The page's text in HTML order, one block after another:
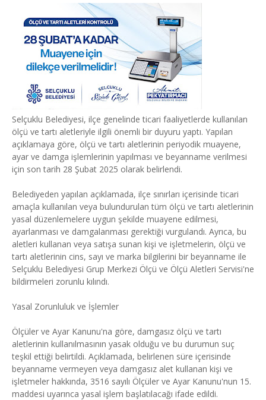
Selçuklu Belediyesi, ilçe genelinde ticari faaliyetlerde kullanılan
ölçü ve tartı aletleriyle ilgili önemli bir duyuru yaptı. Yapılan
açıklamaya göre, ölçü ve tartı aletlerinin periyodik muayene,
ayar ve damga işlemlerinin yapılması ve beyanname verilmesi
için son tarih 28 Şubat 2025 olarak belirlendi.
Belediyeden yapılan açıklamada, ilçe sınırları içerisinde ticari
amaçla kullanılan veya bulundurulan tüm ölçü ve tartı aletlerinin
yasal düzenlemelere uygun şekilde muayene edilmesi,
ayarlanması ve damgalanması gerektiği vurgulandı. Ayrıca, bu
aletleri kullanan veya satışa sunan kişi ve işletmelerin, ölçü ve
tartı aletlerinin cins, sayı ve marka bilgilerini bir beyanname ile
Selçuklu Belediyesi Grup Merkezi Ölçü ve Ölçü Aletleri Servisi'ne
bildirmeleri zorunlu kılındı.
Yasal Zorunluluk ve İşlemler
Ölçüler ve Ayar Kanunu'na göre, damgasız ölçü ve tartı
aletlerinin kullanılmasının yasak olduğu ve bu durumun suç
teşkil ettiği belirtildi. Açıklamada, belirlenen süre içerisinde
beyanname vermeyen veya damgasız alet kullanan kişi ve
işletmeler hakkında, 3516 sayılı Ölçüler ve Ayar Kanunu'nun 15.
maddesi uyarınca yasal işlem başlatılacağı ifade edildi.